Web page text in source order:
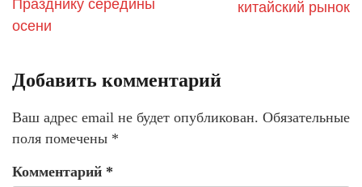
Празднику середины
осени
китайский рынок
Добавить комментарий
Ваш адрес email не будет опубликован. Обязательные
поля помечены *
Комментарий *